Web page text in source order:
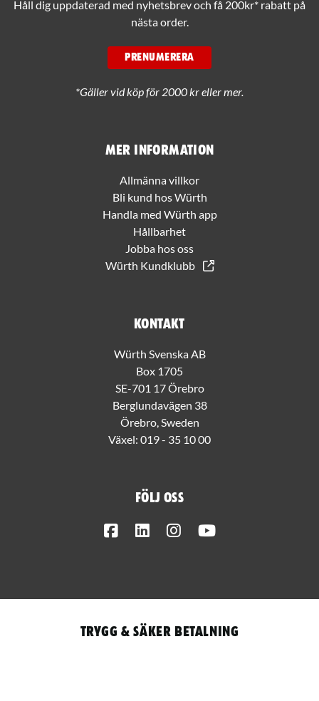
Mer information
Allmänna villkor
Bli kund hos Würth
Handla med Würth app
Hållbarhet
Jobba hos oss
Würth Kundklubb
Kontakt
Würth Svenska AB
Box 1705
SE-701 17 Örebro
Berglundavägen 38
Örebro, Sweden
Växel: 019 - 35 10 00
Följ oss
FacebookLinkedInInstagram
Håll dig uppdaterad med nyhetsbrev och få 200kr* rabatt på
nästa order.
PRENUMERERA
*Gäller vid köp för 2000 kr eller mer.
Trygg & säker betalning